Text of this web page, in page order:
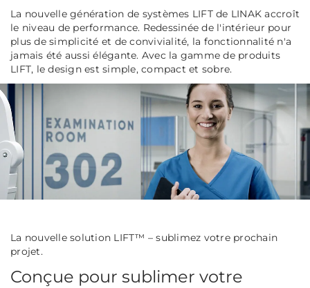
La nouvelle génération de systèmes LIFT de LINAK accroît
le niveau de performance. Redessinée de l'intérieur pour
plus de simplicité et de convivialité, la fonctionnalité n'a
jamais été aussi élégante. Avec la gamme de produits
LIFT, le design est simple, compact et sobre.
La nouvelle solution LIFT™ – sublimez votre prochain
projet.
Conçue pour sublimer votre